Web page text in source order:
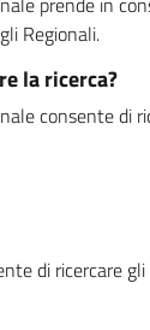
Regionali.
la ricerca?
consente di
di ricercare